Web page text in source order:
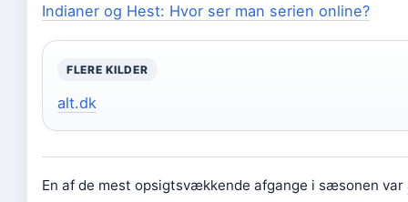
Indianer og Hest: Hvor ser man serien online?
FLERE KILDER
alt.dk
En af de mest opsigtsvækkende afgange i sæsonen var